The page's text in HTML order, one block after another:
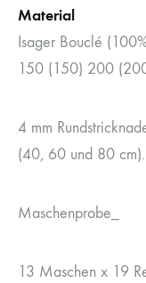
Material
Isager Bouclé
150 (150) 200
4 mm
(40, 60 und 80 cm).
Maschenprobe_
13 Maschen x 19